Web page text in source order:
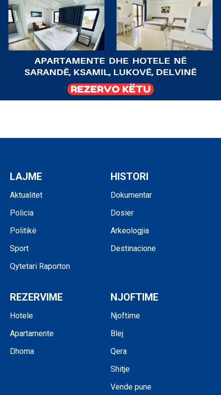
LAJME
Aktualitet
Policia
Politikë
Sport
Qytetari Raporton
HISTORI
Dokumentar
Dosier
Arkeologjia
Destinacione
REZERVIME
Hotele
Apartamente
Dhoma
NJOFTIME
Njoftime
Blej
Qera
Shitje
Vende pune